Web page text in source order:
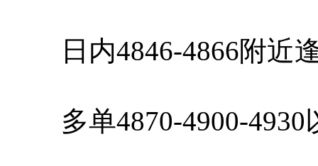
日内4846-4866附近
多单4870-4900-4930